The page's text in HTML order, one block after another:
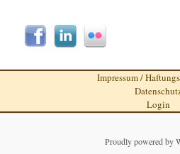
Impressum /
Login
Proudly powered by